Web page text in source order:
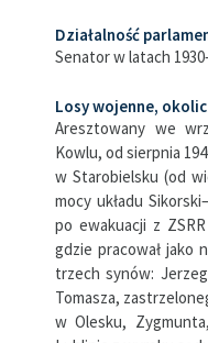
Działalność
Senator w latach
Losy wojenne,
Aresztowany we
Kowlu, od sierpnia
w Starobielsku (od
mocy układu
po ewakuacji z
gdzie pracował jako
trzech synów:
Tomasza,
w Olesku,